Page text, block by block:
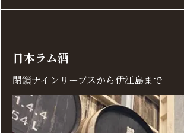
日本ラム酒
閉鎖ナインリーブスから伊江島まで